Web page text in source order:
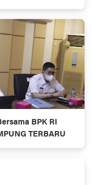
BPK RI
Lampung Bandar Lampung LAMPUNG TERBARU